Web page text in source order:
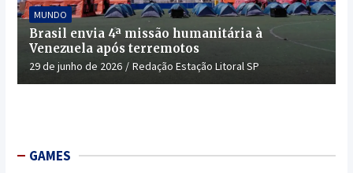
MUNDO
Brasil envia 4ª missão humanitária à
Venezuela após terremotos
29 de junho de 2026 Redação Estação Litoral SP
GAMES